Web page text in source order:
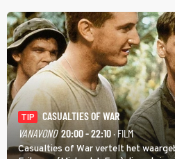
TIP
CASUALTIES OF WAR
VANAVOND 20:00 - 22:10· FILM
Casualties of War vertelt het